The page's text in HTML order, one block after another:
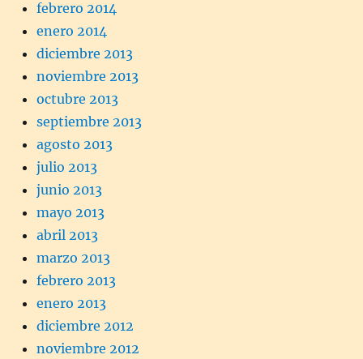
febrero 2014
enero 2014
diciembre 2013
noviembre 2013
octubre 2013
septiembre 2013
agosto 2013
julio 2013
junio 2013
mayo 2013
abril 2013
marzo 2013
febrero 2013
enero 2013
diciembre 2012
noviembre 2012